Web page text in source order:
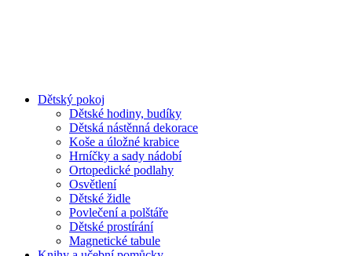
Dětský pokoj
Dětské hodiny, budíky
Dětská nástěnná dekorace
Koše a úložné krabice
Hrníčky a sady nádobí
Ortopedické podlahy
Osvětlení
Dětské židle
Povlečení a polštáře
Dětské prostírání
Magnetické tabule